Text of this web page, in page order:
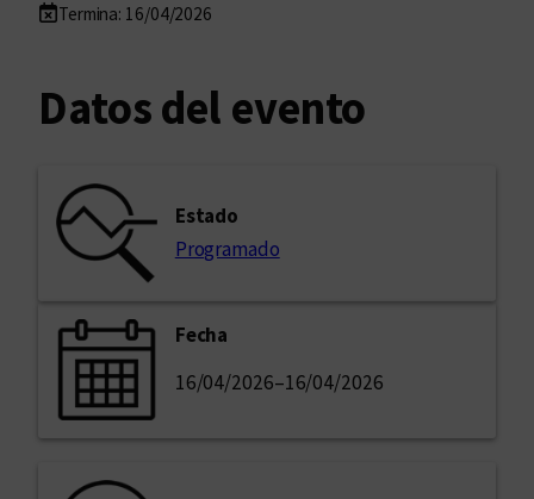
Termina: 16/04/2026
Datos del evento
Estado
Programado
Fecha
16/04/2026–16/04/2026